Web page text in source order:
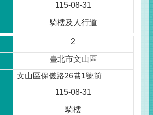
115-08-31
騎樓及人行道
2
臺北市文山區
文山區保儀路26巷1號前
115-08-31
騎樓